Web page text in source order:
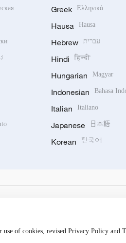
Greek Ελληνικά
Hausa Hausa
Hebrew עברית
Hindi हिन्दी
Hungarian Magyar
Indonesian Bahasa
Italian Italiano
Japanese 日本語
Korean 한국어
of cookies, revised Privacy Policy and